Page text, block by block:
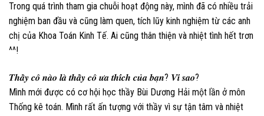
Trong quá trình tham gia chuỗi hoạt động này, mình đã có nhiều trải
nghiệm ban đầu và cũng làm quen, tích lũy kinh nghiệm từ các anh
chị của Khoa Toán Kinh Tế. Ai cũng thân thiện và nhiệt tình hết trơn
^^!
𝑻𝒉𝒂̂̀𝒚 𝒄𝒐̂ 𝒏𝒂̀𝒐 𝒍𝒂̀ 𝒕𝒉𝒂̂̀𝒚 𝒄𝒐̂ 𝒖̛𝒂 𝒕𝒉𝒊́𝒄𝒉 𝒄𝒖̉𝒂 𝒃𝒂̣𝒏? 𝑽𝒊̀ 𝒔𝒂𝒐?
Mình mới được có cơ hội học thầy Bùi Dương Hải một lần ở môn
Thống kê toán. Mình rất ấn tượng với thầy vì sự tận tâm và nhiệt